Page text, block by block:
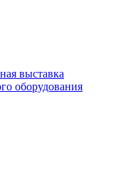
выставка
оборудования